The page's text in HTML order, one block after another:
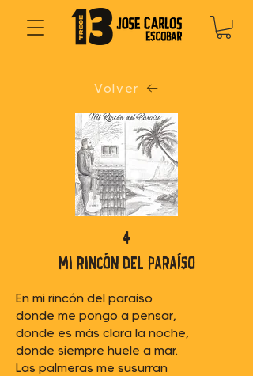
Volver
4
mi rincón del paraíso
En mi rincón del paraíso
donde me pongo a pensar,
donde es más clara la noche,
donde siempre huele a mar.
Las palmeras me susurran